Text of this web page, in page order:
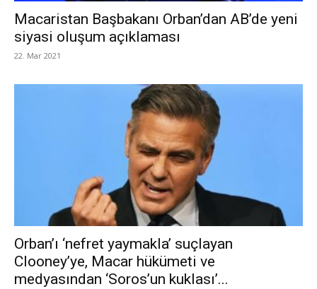
Macaristan Başbakanı Orban’dan AB’de yeni
siyasi oluşum açıklaması
22. Mar 2021
Orban’ı ‘nefret yaymakla’ suçlayan
Clooney’ye, Macar hükümeti ve
medyasından ‘Soros’un kuklası’...